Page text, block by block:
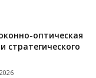
оптическая
стратегического